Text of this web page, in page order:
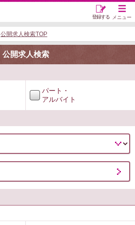
メニュー
登録する
公開求人検索TOP
公開求人検索
パート・
アルバイト